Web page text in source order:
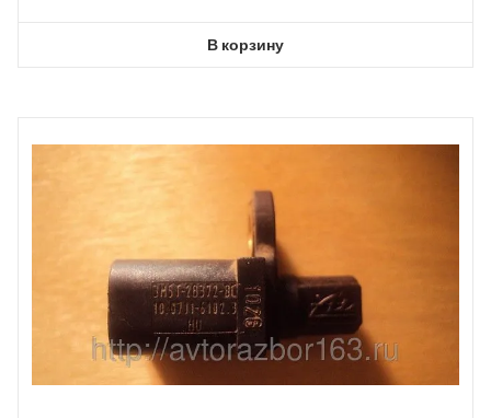
В корзину